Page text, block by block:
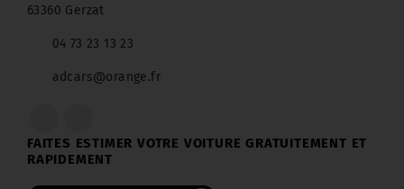
63360 Gerzat
04 73 23 13 23
adcars@orange.fr
FAITES ESTIMER VOTRE VOITURE GRATUITEMENT ET
RAPIDEMENT